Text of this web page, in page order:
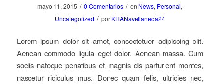
mayo 11, 2015 / 0 Comentarios / en News, Personal,
Uncategorized / por KHANavellaneda24
Lorem ipsum dolor sit amet, consectetuer adipiscing elit.
Aenean commodo ligula eget dolor. Aenean massa. Cum
sociis natoque penatibus et magnis dis parturient montes,
nascetur ridiculus mus. Donec quam felis, ultricies nec,